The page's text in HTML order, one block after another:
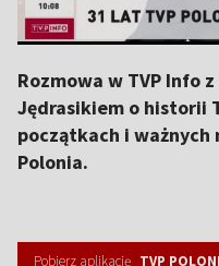
Rozmowa w TVP Info
Jędrasikiem o historii
początkach i
Polonia.
Pobierz aplikację TVP